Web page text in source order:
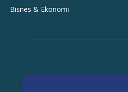
Bisnes & Ekonomi